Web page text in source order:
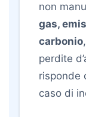
non
gas,
carbonio
perdite
risponde
caso di